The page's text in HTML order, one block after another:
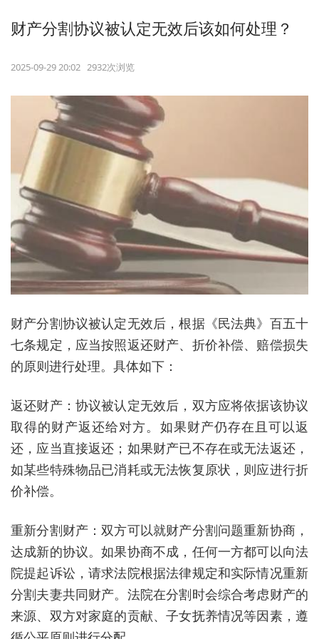
财产分割协议被认定无效后该如何处理？
2025-09-29 20:02 2932次浏览
财产分割协议被认定无效后，根据《民法典》百五十
七条规定，应当按照返还财产、折价补偿、赔偿损失
的原则进行处理。具体如下：
返还财产：协议被认定无效后，双方应将依据该协议
取得的财产返还给对方。如果财产仍存在且可以返
还，应当直接返还；如果财产已不存在或无法返还，
如某些特殊物品已消耗或无法恢复原状，则应进行折
价补偿。
重新分割财产：双方可以就财产分割问题重新协商，
达成新的协议。如果协商不成，任何一方都可以向法
院提起诉讼，请求法院根据法律规定和实际情况重新
分割夫妻共同财产。法院在分割时会综合考虑财产的
来源、双方对家庭的贡献、子女抚养情况等因素，遵